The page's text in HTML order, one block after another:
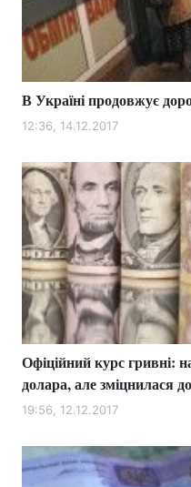
В Україні продовжує
12:36, 14.12.2017
Офіційний курс гривні:
долара, але зміцнилася
19:56, 12.12.2017